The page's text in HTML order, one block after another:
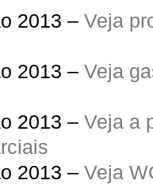
2013 – Veja
2013 – Veja
2013 – Veja a
2013 – Veja